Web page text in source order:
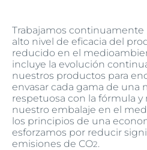
Trabajamos continuamente
alto nivel de eficacia del
reducido en el
incluye la evolución
nuestros productos para
envasar cada gama de una
respetuosa con la fórmula
nuestro embalaje en el
los principios de una
esforzamos por reducir
emisiones de CO2.